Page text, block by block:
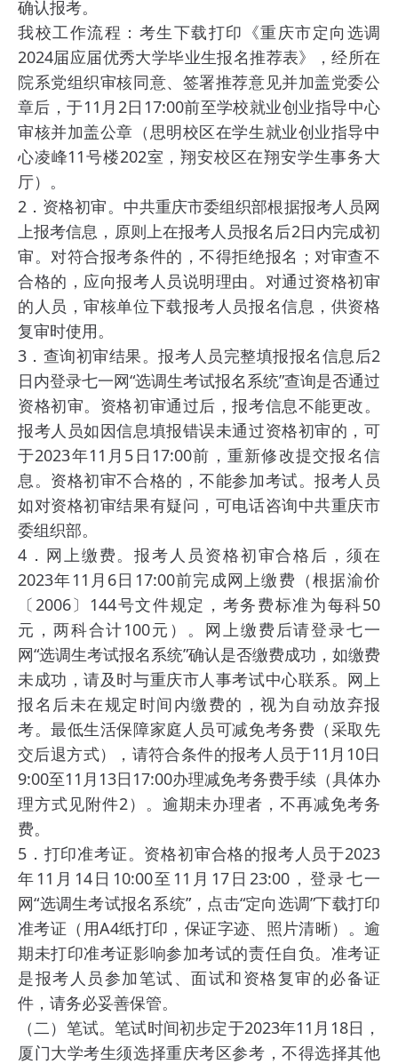
确认报考。
我校工作流程：考生下载打印《重庆市定向选调
2024届应届优秀大学毕业生报名推荐表》，经所在
院系党组织审核同意、签署推荐意见并加盖党委公
章后，于11月2日17:00前至学校就业创业指导中心
审核并加盖公章（思明校区在学生就业创业指导中
心凌峰11号楼202室，翔安校区在翔安学生事务大
厅）。
2．资格初审。中共重庆市委组织部根据报考人员网
上报考信息，原则上在报考人员报名后2日内完成初
审。对符合报考条件的，不得拒绝报名；对审查不
合格的，应向报考人员说明理由。对通过资格初审
的人员，审核单位下载报考人员报名信息，供资格
复审时使用。
3．查询初审结果。报考人员完整填报报名信息后2
日内登录七一网“选调生考试报名系统”查询是否通过
资格初审。资格初审通过后，报考信息不能更改。
报考人员如因信息填报错误未通过资格初审的，可
于2023年11月5日17:00前，重新修改提交报名信
息。资格初审不合格的，不能参加考试。报考人员
如对资格初审结果有疑问，可电话咨询中共重庆市
委组织部。
4．网上缴费。报考人员资格初审合格后，须在
2023年11月6日17:00前完成网上缴费（根据渝价
〔2006〕144号文件规定，考务费标准为每科50
元，两科合计100元）。网上缴费后请登录七一
网“选调生考试报名系统”确认是否缴费成功，如缴费
未成功，请及时与重庆市人事考试中心联系。网上
报名后未在规定时间内缴费的，视为自动放弃报
考。最低生活保障家庭人员可减免考务费（采取先
交后退方式），请符合条件的报考人员于11月10日
9:00至11月13日17:00办理减免考务费手续（具体办
理方式见附件2）。逾期未办理者，不再减免考务
费。
5．打印准考证。资格初审合格的报考人员于2023
年11月14日10:00至11月17日23:00，登录七一
网“选调生考试报名系统”，点击“定向选调”下载打印
准考证（用A4纸打印，保证字迹、照片清晰）。逾
期未打印准考证影响参加考试的责任自负。准考证
是报考人员参加笔试、面试和资格复审的必备证
件，请务必妥善保管。
（二）笔试。笔试时间初步定于2023年11月18日，
厦门大学考生须选择重庆考区参考，不得选择其他